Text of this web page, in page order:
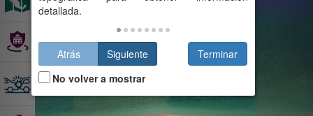
Terminar
Siguiente
Atrás
No volver a mostrar